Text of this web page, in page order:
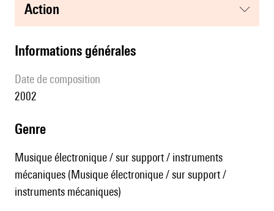
action
informations générales
date de composition
2002
genre
Musique électronique / sur support / instruments
mécaniques (Musique électronique / sur support /
instruments mécaniques)